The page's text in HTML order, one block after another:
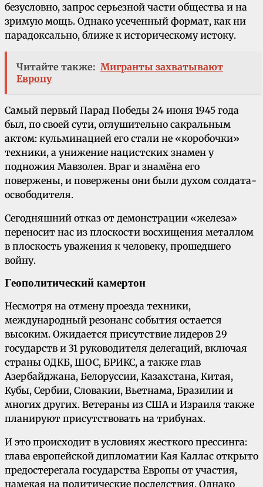
безусловно, запрос серьезной части общества и на
зримую мощь. Однако усеченный формат, как ни
парадоксально, ближе к историческому истоку.
Читайте также: Мигранты захватывают
Европу
Самый первый Парад Победы 24 июня 1945 года
был, по своей сути, оглушительно сакральным
актом: кульминацией его стали не «коробочки»
техники, а унижение нацистских знамен у
подножия Мавзолея. Враг и знамёна его
повержены, и повержены они были духом солдата-
освободителя.
Сегодняшний отказ от демонстрации «железа»
переносит нас из плоскости восхищения металлом
в плоскость уважения к человеку, прошедшего
войну.
Геополитический камертон
Несмотря на отмену проезда техники,
международный резонанс события остается
высоким. Ожидается присутствие лидеров 29
государств и 31 руководителя делегаций, включая
страны ОДКБ, ШОС, БРИКС, а также глав
Азербайджана, Белоруссии, Казахстана, Китая,
Кубы, Сербии, Словакии, Вьетнама, Бразилии и
многих других. Ветераны из США и Израиля также
планируют присутствовать на трибунах.
И это происходит в условиях жесткого прессинга:
глава европейской дипломатии Кая Каллас открыто
предостерегала государства Европы от участия,
намекая на политические последствия. Однако